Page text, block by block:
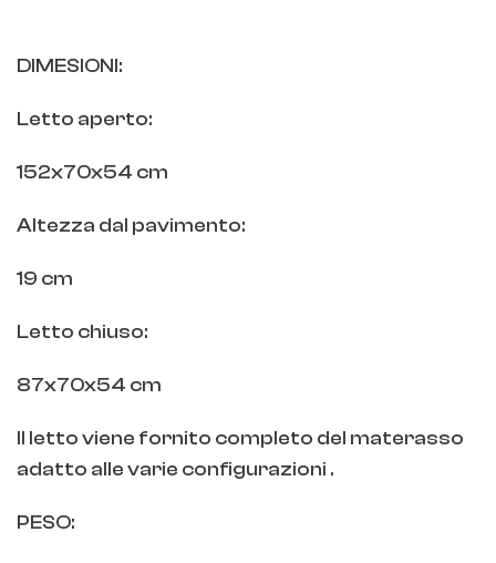
DIMESIONI:
Letto aperto:
152x70x54 cm
Altezza dal pavimento:
19 cm
Letto chiuso:
87x70x54 cm
Il letto viene fornito completo del materasso
adatto alle varie configurazioni .
PESO: